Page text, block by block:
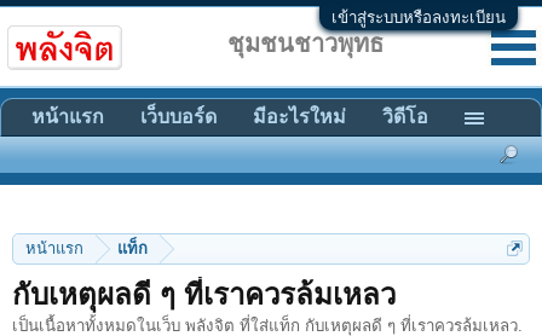
เข้าสู่ระบบหรือลงทะเบียน
หน้าแรก แท็ก
กับเหตุผลดี ๆ ที่เราควรล้มเหลว
เป็นเนื้อหาทั้งหมดในเว็บ พลังจิต ที่ใส่แท็ก กับเหตุผลดี ๆ ที่เราควรล้มเหลว.
ชุมชนชาวพุทธ
หน้าแรก เว็บบอร์ด มีอะไรใหม่ วิดีโอ